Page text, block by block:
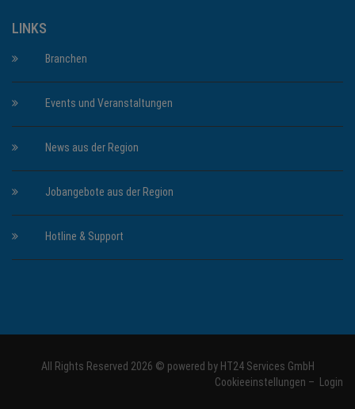
LINKS
Branchen
Events und Veranstaltungen
News aus der Region
Jobangebote aus der Region
Hotline & Support
All Rights Reserved 2026 © powered by HT24 Services GmbH
Cookieeinstellungen – Login